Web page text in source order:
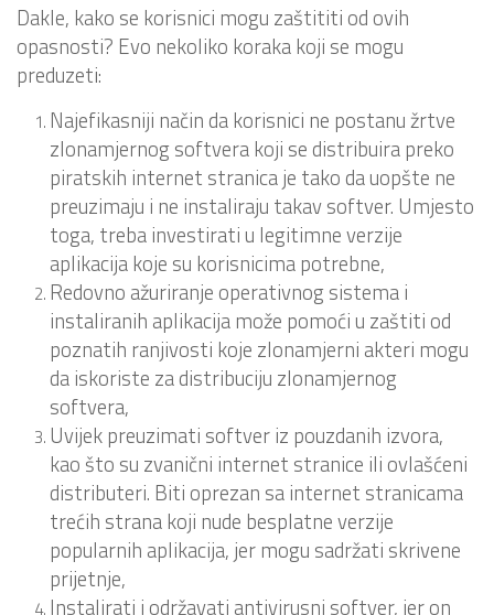
Dakle, kako se korisnici mogu zaštititi od ovih
opasnosti? Evo nekoliko koraka koji se mogu
preduzeti:
Najefikasniji način da korisnici ne postanu žrtve
zlonamjernog softvera koji se distribuira preko
piratskih internet stranica je tako da uopšte ne
preuzimaju i ne instaliraju takav softver. Umjesto
toga, treba investirati u legitimne verzije
aplikacija koje su korisnicima potrebne,
Redovno ažuriranje operativnog sistema i
instaliranih aplikacija može pomoći u zaštiti od
poznatih ranjivosti koje zlonamjerni akteri mogu
da iskoriste za distribuciju zlonamjernog
softvera,
Uvijek preuzimati softver iz pouzdanih izvora,
kao što su zvanični internet stranice ili ovlašćeni
distributeri. Biti oprezan sa internet stranicama
trećih strana koji nude besplatne verzije
popularnih aplikacija, jer mogu sadržati skrivene
prijetnje,
Instalirati i održavati antivirusni softver, jer on